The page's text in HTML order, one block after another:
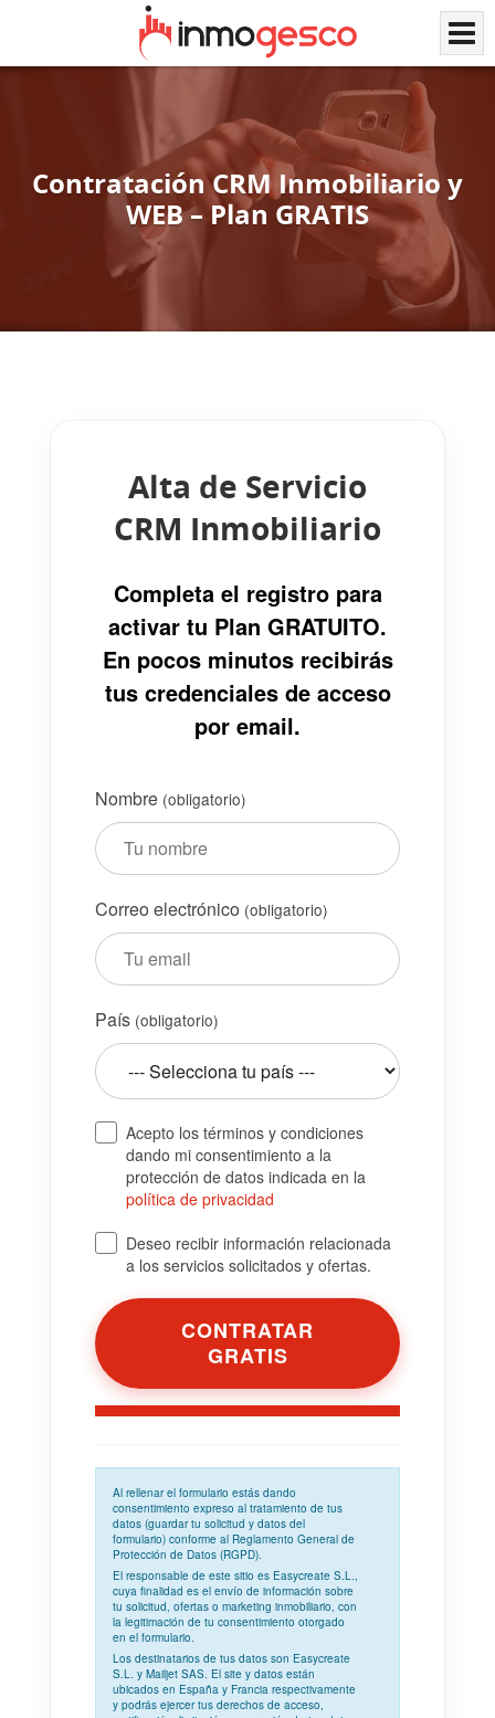
Contratación CRM Inmobiliario y
WEB – Plan GRATIS
Alta de Servicio
CRM Inmobiliario
Completa el registro para
activar tu Plan GRATUITO.
En pocos minutos recibirás
tus credenciales de acceso
por email.
Nombre (obligatorio)
Correo electrónico (obligatorio)
País (obligatorio)
Acepto los términos y condiciones
dando mi consentimiento a la
protección de datos indicada en la
política de privacidad
Deseo recibir información relacionada
a los servicios solicitados y ofertas.
Al rellenar el formulario estás dando
consentimiento expreso al tratamiento de tus
datos (guardar tu solicitud y datos del
formulario) conforme al Reglamento General de
Protección de Datos (RGPD).
El responsable de este sitio es Easycreate S.L.,
cuya finalidad es el envío de información sobre
tu solicitud, ofertas o marketing inmobiliario, con
la legitimación de tu consentimiento otorgado
en el formulario.
Los destinatarios de tus datos son Easycreate
S.L. y Mailjet SAS. El site y datos están
ubicados en España y Francia respectivamente
y podrás ejercer tus derechos de acceso,